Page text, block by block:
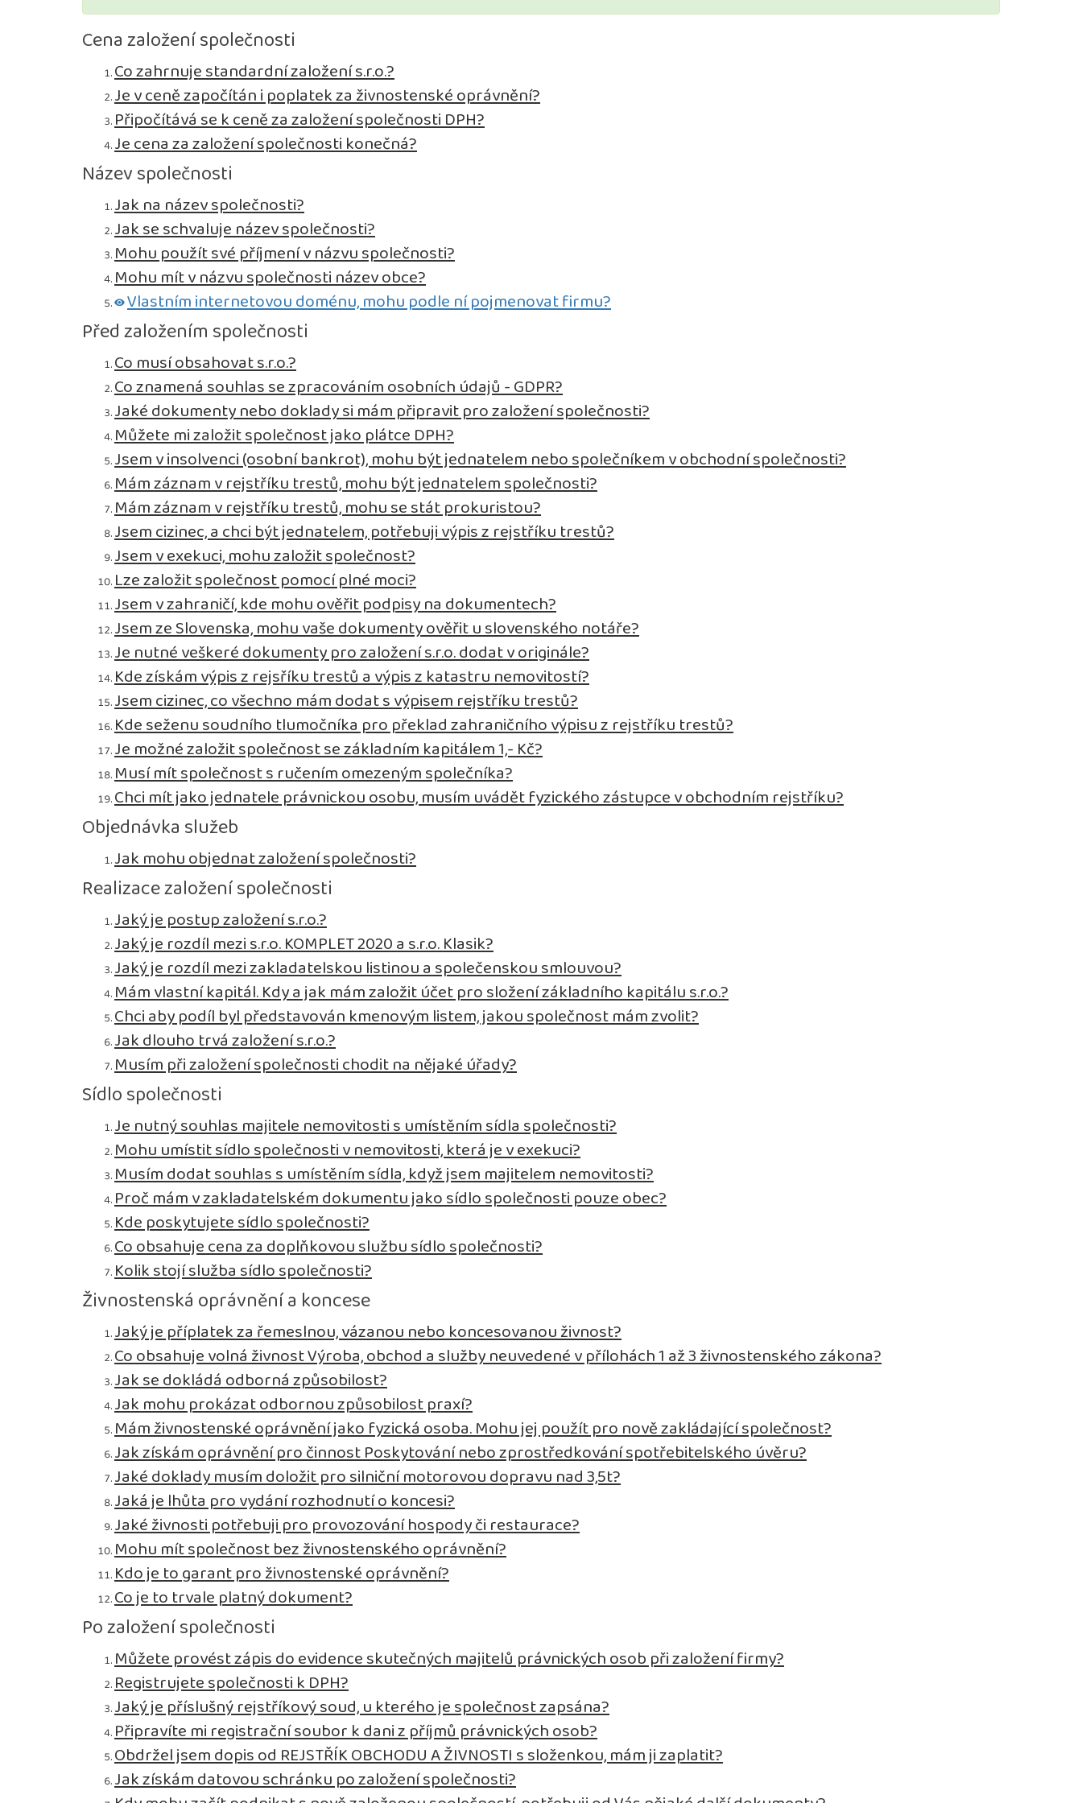
Cena založení společnosti
Co zahrnuje standardní založení s.r.o.?
Je v ceně započítán i poplatek za živnostenské oprávnění?
Připočítává se k ceně za založení společnosti DPH?
Je cena za založení společnosti konečná?
Název společnosti
Jak na název společnosti?
Jak se schvaluje název společnosti?
Mohu použít své příjmení v názvu společnosti?
Mohu mít v názvu společnosti název obce?
Vlastním internetovou doménu, mohu podle ní pojmenovat firmu?
Před založením společnosti
Co musí obsahovat s.r.o.?
Co znamená souhlas se zpracováním osobních údajů - GDPR?
Jaké dokumenty nebo doklady si mám připravit pro založení společnosti?
Můžete mi založit společnost jako plátce DPH?
Jsem v insolvenci (osobní bankrot), mohu být jednatelem nebo společníkem v obchodní společnosti?
Mám záznam v rejstříku trestů, mohu být jednatelem společnosti?
Mám záznam v rejstříku trestů, mohu se stát prokuristou?
Jsem cizinec, a chci být jednatelem, potřebuji výpis z rejstříku trestů?
Jsem v exekuci, mohu založit společnost?
Lze založit společnost pomocí plné moci?
Jsem v zahraničí, kde mohu ověřit podpisy na dokumentech?
Jsem ze Slovenska, mohu vaše dokumenty ověřit u slovenského notáře?
Je nutné veškeré dokumenty pro založení s.r.o. dodat v originále?
Kde získám výpis z rejsříku trestů a výpis z katastru nemovitostí?
Jsem cizinec, co všechno mám dodat s výpisem rejstříku trestů?
Kde seženu soudního tlumočníka pro překlad zahraničního výpisu z rejstříku trestů?
Je možné založit společnost se základním kapitálem 1,- Kč?
Musí mít společnost s ručením omezeným společníka?
Chci mít jako jednatele právnickou osobu, musím uvádět fyzického zástupce v obchodním rejstříku?
Objednávka služeb
Jak mohu objednat založení společnosti?
Realizace založení společnosti
Jaký je postup založení s.r.o.?
Jaký je rozdíl mezi s.r.o. KOMPLET 2020 a s.r.o. Klasik?
Jaký je rozdíl mezi zakladatelskou listinou a společenskou smlouvou?
Mám vlastní kapitál. Kdy a jak mám založit účet pro složení základního kapitálu s.r.o.?
Chci aby podíl byl představován kmenovým listem, jakou společnost mám zvolit?
Jak dlouho trvá založení s.r.o.?
Musím při založení společnosti chodit na nějaké úřady?
Sídlo společnosti
Je nutný souhlas majitele nemovitosti s umístěním sídla společnosti?
Mohu umístit sídlo společnosti v nemovitosti, která je v exekuci?
Musím dodat souhlas s umístěním sídla, když jsem majitelem nemovitosti?
Proč mám v zakladatelském dokumentu jako sídlo společnosti pouze obec?
Kde poskytujete sídlo společnosti?
Co obsahuje cena za doplňkovou službu sídlo společnosti?
Kolik stojí služba sídlo společnosti?
Živnostenská oprávnění a koncese
Jaký je příplatek za řemeslnou, vázanou nebo koncesovanou živnost?
Co obsahuje volná živnost Výroba, obchod a služby neuvedené v přílohách 1 až 3 živnostenského zákona?
Jak se dokládá odborná způsobilost?
Jak mohu prokázat odbornou způsobilost praxí?
Mám živnostenské oprávnění jako fyzická osoba. Mohu jej použít pro nově zakládající společnost?
Jak získám oprávnění pro činnost Poskytování nebo zprostředkování spotřebitelského úvěru?
Jaké doklady musím doložit pro silniční motorovou dopravu nad 3,5t?
Jaká je lhůta pro vydání rozhodnutí o koncesi?
Jaké živnosti potřebuji pro provozování hospody či restaurace?
Mohu mít společnost bez živnostenského oprávnění?
Kdo je to garant pro živnostenské oprávnění?
Co je to trvale platný dokument?
Po založení společnosti
Můžete provést zápis do evidence skutečných majitelů právnických osob při založení firmy?
Registrujete společnosti k DPH?
Jaký je příslušný rejstříkový soud, u kterého je společnost zapsána?
Připravíte mi registrační soubor k dani z příjmů právnických osob?
Obdržel jsem dopis od REJSTŘÍK OBCHODU A ŽIVNOSTI s složenkou, mám ji zaplatit?
Jak získám datovou schránku po založení společnosti?